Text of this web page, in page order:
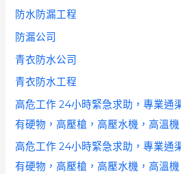
防水防漏工程
防漏公司
青衣防水公司
青衣防水工程
高危工作 24小時緊急求助，專業通
有硬物，高壓槍，高壓水機，高溫機
高危工作 24小時緊急求助，專業通
有硬物，高壓槍，高壓水機，高溫機